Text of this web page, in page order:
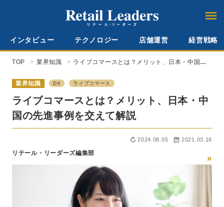
インタビュー テクノロジー 店舗運営 経営戦略
TOP 業界知識
ライブコマースとは？メリット、日本・中国の
業界知識
DX ライブコマース
ライブコマースとは？メリット、日本・中
国の先進事例を交えて解説
2024.08.05 2021.03.16
リテール・リーダーズ編集部
»